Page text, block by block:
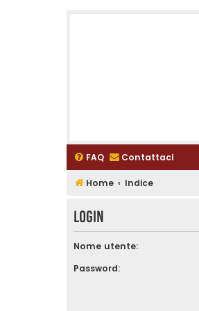
FAQ Contattaci
Home Indice
Login
Nome utente:
Password: